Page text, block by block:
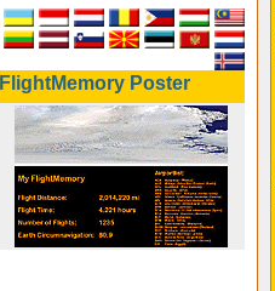
FlightMemory Poster